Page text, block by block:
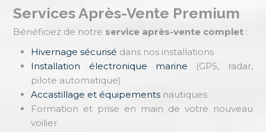
Services Après-Vente Premium
Bénéficiez de notre service après-vente complet :
Hivernage sécurisé dans nos installations
Installation électronique marine (GPS, radar,
pilote automatique)
Accastillage et équipements nautiques
Formation et prise en main de votre nouveau
voilier